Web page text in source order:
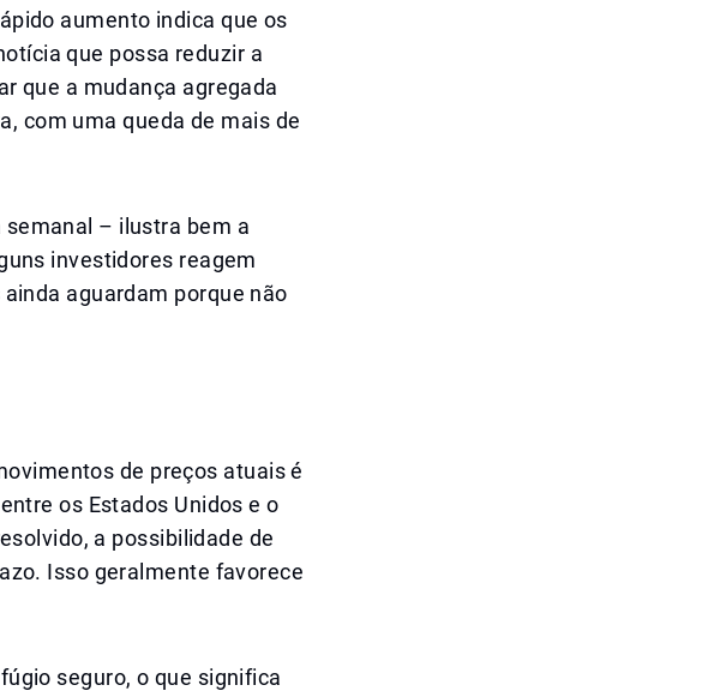
aumento indica que os
que possa reduzir a
que a mudança agregada
com uma queda de mais de
– ilustra bem a
investidores reagem
aguardam porque não
de preços atuais é
os Estados Unidos e o
a possibilidade de
Isso geralmente favorece
seguro, o que significa